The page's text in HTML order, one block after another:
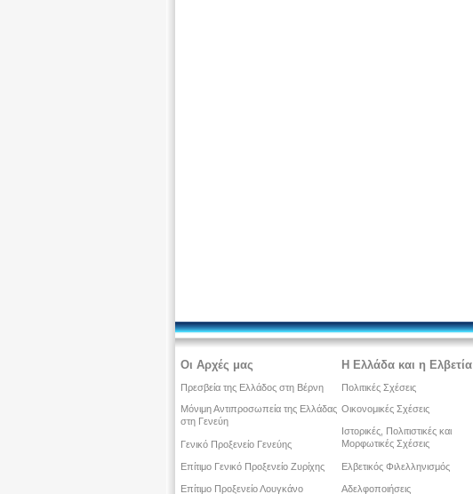
Οι Αρχές μας
Πρεσβεία της Ελλάδος στη Βέρνη
Μόνιμη Αντιπροσωπεία της Ελλάδας
στη Γενεύη
Γενικό Προξενείο Γενεύης
Επίτιμο Γενικό Προξενείο Ζυρίχης
Επίτιμο Προξενείο Λουγκάνο
Η Ελλάδα και η Ελβετία
Πολιτικές Σχέσεις
Οικονομικές Σχέσεις
Ιστορικές, Πολιτιστικές και
Μορφωτικές Σχέσεις
Ελβετικός Φιλελληνισμός
Αδελφοποιήσεις